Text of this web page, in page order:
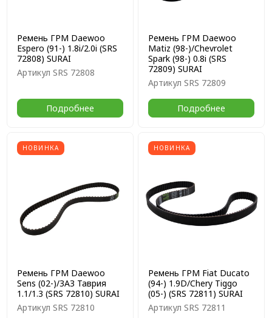
Ремень ГРМ Daewoo
Espero (91-) 1.8i/2.0i (SRS
72808) SURAI
Артикул SRS 72808
Подробнее
Ремень ГРМ Daewoo
Matiz (98-)/Chevrolet
Spark (98-) 0.8i (SRS
72809) SURAI
Артикул SRS 72809
Подробнее
НОВИНКА
Ремень ГРМ Daewoo
Sens (02-)/ЗАЗ Таврия
1.1/1.3 (SRS 72810) SURAI
Артикул SRS 72810
НОВИНКА
Ремень ГРМ Fiat Ducato
(94-) 1.9D/Chery Tiggo
(05-) (SRS 72811) SURAI
Артикул SRS 72811